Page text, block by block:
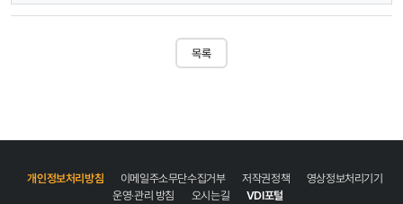
▶ 국토연구원 유튜브 채널 이동
https://www.youtube.com/channel/UC0gN8lFykfFoD4EmpO3RuFg
목록
개인정보처리방침 이메일주소무단수집거부 저작권정책
영상정보처리기기
운영·관리 방침
오시는길 VDI포털